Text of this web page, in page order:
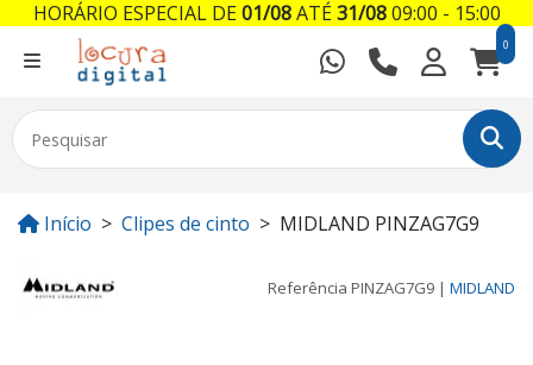
0
Início Clipes de cinto MIDLAND PINZAG7G9
Referência PINZAG7G9 | MIDLAND
HORÁRIO ESPECIAL DE01/08ATÉ31/0809:00 - 15:00